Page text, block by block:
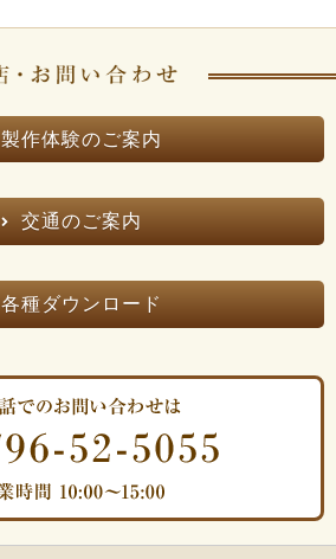
製作体験のご案内
交通のご案内
各種ダウンロード